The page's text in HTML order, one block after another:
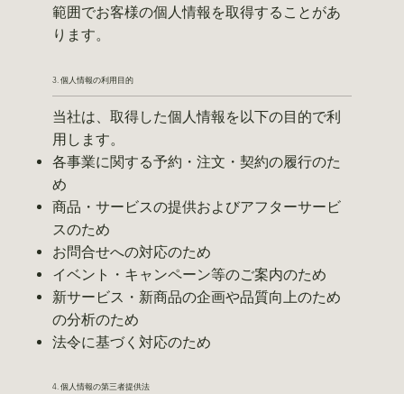
範囲でお客様の個人情報を取得することがあ
ります。
3. 個人情報の利用目的
当社は、取得した個人情報を以下の目的で利
用します。
各事業に関する予約・注文・契約の履行のた
め
商品・サービスの提供およびアフターサービ
スのため
お問合せへの対応のため
イベント・キャンペーン等のご案内のため
新サービス・新商品の企画や品質向上のため
の分析のため
法令に基づく対応のため
4. 個人情報の第三者提供法